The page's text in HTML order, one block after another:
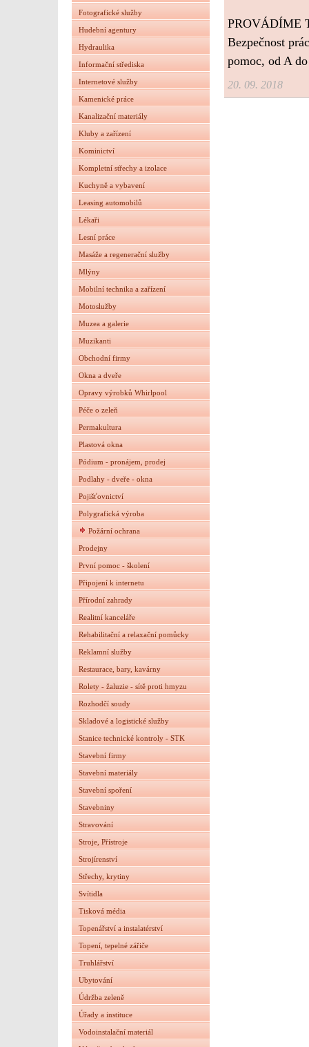
Fotografické služby
Hudební agentury
Hydraulika
Informační střediska
Internetové služby
Kamenické práce
Kanalizační materiály
Kluby a zařízení
Kominictví
Kompletní střechy a izolace
Kuchyně a vybavení
Leasing automobilů
Lékaři
Lesní práce
Masáže a regenerační služby
Mlýny
Mobilní technika a zařízení
Motoslužby
Muzea a galerie
Muzikanti
Obchodní firmy
Okna a dveře
Opravy výrobků Whirlpool
Péče o zeleň
Permakultura
Plastová okna
Pódium - pronájem, prodej
Podlahy - dveře - okna
Pojišťovnictví
Polygrafická výroba
Požární ochrana
Prodejny
První pomoc - školení
Připojení k internetu
Přírodní zahrady
Realitní kanceláře
Rehabilitační a relaxační pomůcky
Reklamní služby
Restaurace, bary, kavárny
Rolety - žaluzie - sítě proti hmyzu
Rozhodčí soudy
Skladové a logistické služby
Stanice technické kontroly - STK
Stavební firmy
Stavební materiály
Stavební spoření
Stavebniny
Stravování
Stroje, Přístroje
Strojírenství
Střechy, krytiny
Svítidla
Tisková média
Topenářství a instalatérství
Topení, tepelné zářiče
Truhlářství
Ubytování
Údržba zeleně
Úřady a instituce
Vodoinstalační materiál
PROVÁDÍME
Bezpečnost
pomoc, od A
20. 09. 2018